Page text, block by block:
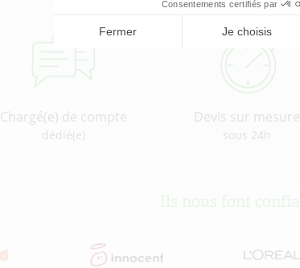
Chargé(e) de compte
dédié(e)
Devis sur mesure
sous 24h